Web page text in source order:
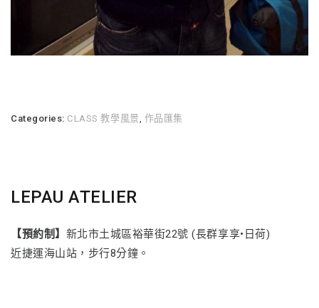
Categories: CLASS 教學風景 作品匯集
LEPAU ATELIER
【預約制】 新北市土城區裕華街22號 (長群享享•日荷)
近捷運海山站，步行8分鐘。